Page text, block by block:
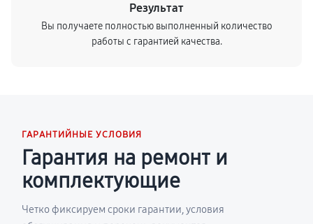
Результат
Вы получаете полностью выполненный количество
работы с гарантией качества.
ГАРАНТИЙНЫЕ УСЛОВИЯ
Гарантия на ремонт и
комплектующие
Четко фиксируем сроки гарантии, условия